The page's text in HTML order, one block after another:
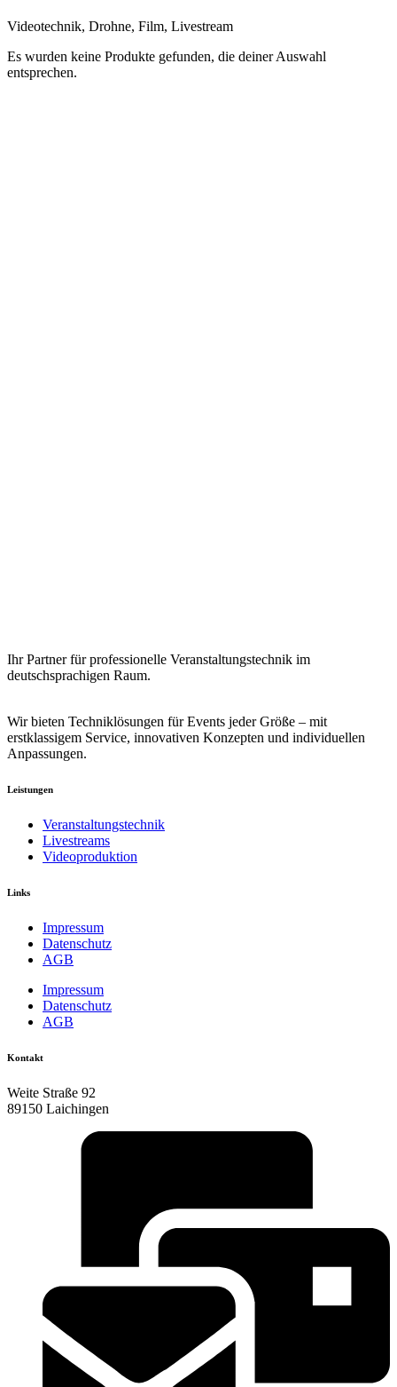
Videotechnik, Drohne, Film, Livestream
Es wurden keine Produkte gefunden, die deiner Auswahl
entsprechen.
Ihr Partner für professionelle Veranstaltungstechnik im
deutschsprachigen Raum.
Wir bieten Techniklösungen für Events jeder Größe – mit
erstklassigem Service, innovativen Konzepten und individuellen
Anpassungen.
Leistungen
Veranstaltungstechnik
Livestreams
Videoproduktion
Links
Impressum
Datenschutz
AGB
Impressum
Datenschutz
AGB
Kontakt
Weite Straße 92
89150 Laichingen